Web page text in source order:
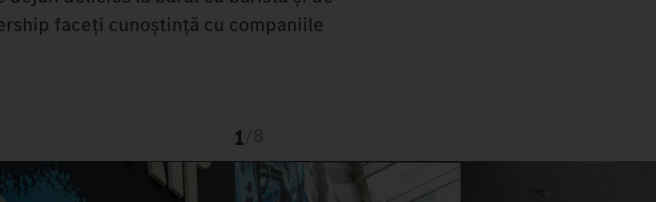
faceți cunoștință cu companiile
1